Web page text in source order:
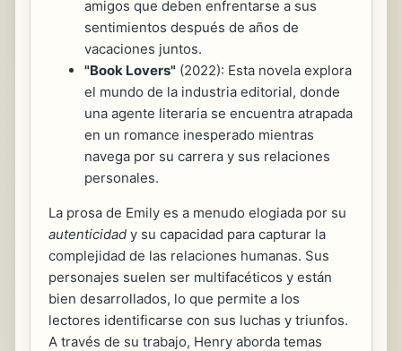
amigos que deben enfrentarse a sus
sentimientos después de años de
vacaciones juntos.
"Book Lovers" (2022): Esta novela explora
el mundo de la industria editorial, donde
una agente literaria se encuentra atrapada
en un romance inesperado mientras
navega por su carrera y sus relaciones
personales.
La prosa de Emily es a menudo elogiada por su
autenticidad y su capacidad para capturar la
complejidad de las relaciones humanas. Sus
personajes suelen ser multifacéticos y están
bien desarrollados, lo que permite a los
lectores identificarse con sus luchas y triunfos.
A través de su trabajo, Henry aborda temas